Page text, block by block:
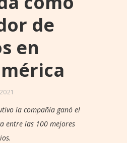
de
en
la compañía ganó el
entre las 100 mejores